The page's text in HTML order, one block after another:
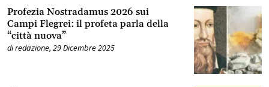
Profezia Nostradamus 2026 sui
Campi Flegrei: il profeta parla della
“città nuova”
diredazione, 29 Dicembre 2025